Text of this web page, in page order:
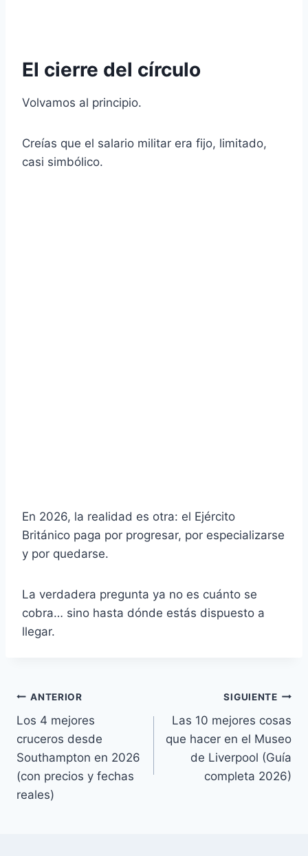
El cierre del círculo
Volvamos al principio.
Creías que el salario militar era fijo, limitado,
casi simbólico.
En 2026, la realidad es otra: el Ejército
Británico paga por progresar, por especializarse
y por quedarse.
La verdadera pregunta ya no es cuánto se
cobra… sino hasta dónde estás dispuesto a
llegar.
Navegación
de
entradas
ANTERIOR
Los 4 mejores
cruceros desde
Southampton en 2026
(con precios y fechas
reales)
SIGUIENTE
Las 10 mejores cosas
que hacer en el Museo
de Liverpool (Guía
completa 2026)